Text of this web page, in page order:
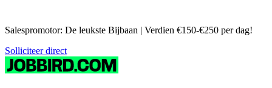
Salespromotor: De leukste Bijbaan | Verdien €150-€250 per dag!
Solliciteer direct